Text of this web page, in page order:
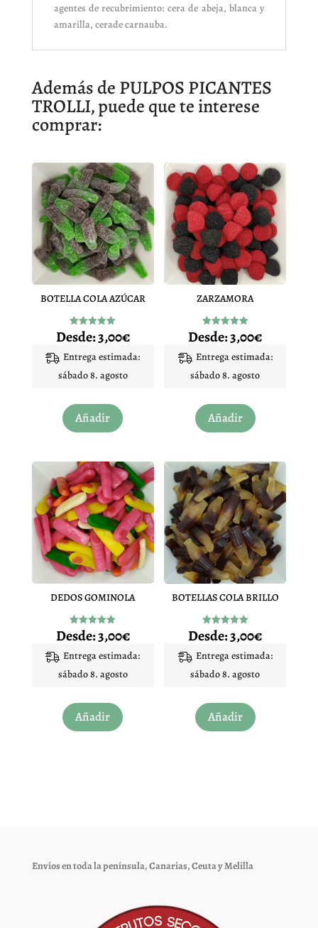
agentes de recubrimiento: cera de abeja, blanca y
amarilla, cerade carnauba.
Además de PULPOS PICANTES
TROLLI, puede que te interese
comprar:
BOTELLA COLA AZÚCAR
Valorado
con
de 5
Desde:3,00€
Entrega estimada:
sábado 8. agosto
Añadir
producto
variantes.
Las
opciones
se
pueden
elegir
en
la
de
producto
ZARZAMORA
Valorado
con
de 5
Desde:3,00€
Entrega estimada:
sábado 8. agosto
Añadir
producto
variantes.
Las
opciones
se
pueden
elegir
en
la
de
producto
DEDOS GOMINOLA
Valorado
con
de 5
Desde:3,00€
Entrega estimada:
sábado 8. agosto
Añadir
producto
elegir
página
BOTELLAS COLA BRILLO
Valorado
con
de 5
Desde:3,00€
Entrega estimada:
sábado 8. agosto
Añadir
producto
Envíos en toda la península, Canarias, Ceuta y Melilla